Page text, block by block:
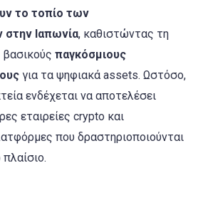
το τοπίο των
Ιαπωνία, καθιστώντας τη
παγκόσμιους
για τα ψηφιακά assets. Ωστόσο,
ενδέχεται να αποτελέσει
εταιρείες crypto και
που δραστηριοποιούνται